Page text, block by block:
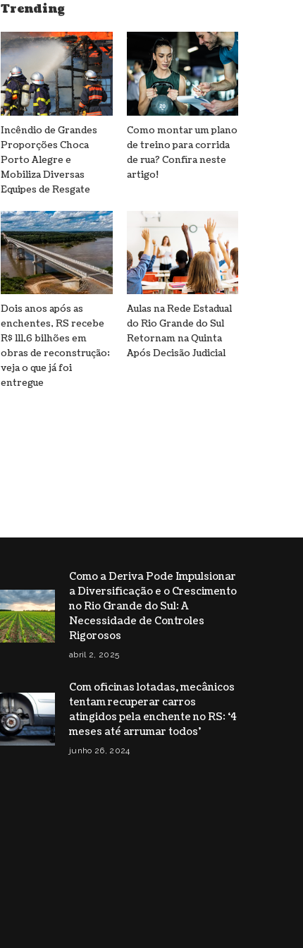
Trending
Incêndio de Grandes
Proporções Choca
Porto Alegre e
Mobiliza Diversas
Equipes de Resgate
Como montar um plano
de treino para corrida
de rua? Confira neste
artigo!
Dois anos após as
enchentes, RS recebe
R$ 111,6 bilhões em
obras de reconstrução;
veja o que já foi
entregue
Aulas na Rede Estadual
do Rio Grande do Sul
Retornam na Quinta
Após Decisão Judicial
Como a Deriva Pode Impulsionar
a Diversificação e o Crescimento
no Rio Grande do Sul: A
Necessidade de Controles
Rigorosos
abril 2, 2025
Com oficinas lotadas, mecânicos
tentam recuperar carros
atingidos pela enchente no RS: ‘4
meses até arrumar todos’
junho 26, 2024